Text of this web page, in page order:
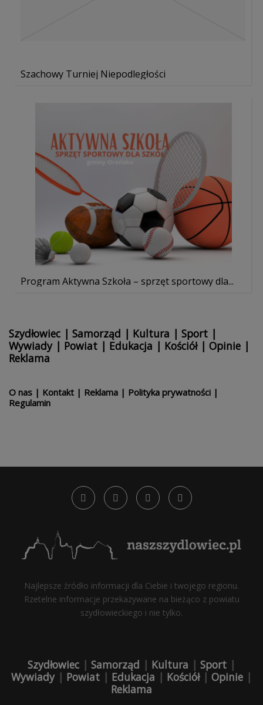
Szachowy Turniej Niepodległości
Program Aktywna Szkoła – sprzęt sportowy dla...
Szydłowiec | Samorząd | Kultura | Sport |
Wywiady| Powiat | Edukacja | Kościół| Opinie |
Reklama
O nas | Kontakt | Reklama | Polityka prywatności |
Regulamin
Najlepsze źródło informacji dla Ciebie i twojego regionu.
Rzetelne informacje przekazywane na bieżąco z powiatu
szydłowieckiego i nie tylko.
Szydłowiec | Samorząd | Kultura | Sport |
Wywiady| Powiat | Edukacja | Kościół| Opinie |
Reklama